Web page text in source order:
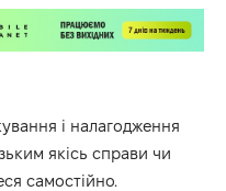
і налагодження
якісь справи чи
самостійно.